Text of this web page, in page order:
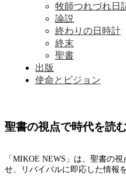
牧師つれづれ日
論説
終わりの日時計
終末
聖書
出版
使命とビジョン
聖書の視点で時代を読
「MIKOE NEWS」は、聖書の
せ、リバイバルに即応した情報